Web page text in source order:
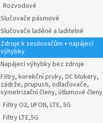
Rozvodové
Slučovače pásmové
Slučovače laděné a laditelné
Zdroje k zesilovačům + napájecí
výhybky
Napájecí výhybky bez zdroje
Filtry, korekční prvky, DC blokery,
zádrže, prupusti, odlaďovače,
symetrizační členy, útlumové členy
Filtry O2, UFON, LTE, 5G
Filtry LTE,5G